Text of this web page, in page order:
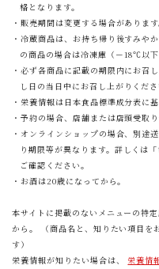
格となります。
・販売期間は変更する場合があります
・冷蔵商品は、お持ち帰り後すみや
の商品の場合は冷凍庫（－18℃以下
・必ず各商品に記載の期限内にお召
し日の当日中にお召し上がりくださ
・栄養情報は日本食品標準成分表に
・予約の場合、店舗または店頭受取
・オンラインショップの場合、別途
り期限等が異なります。詳しくは
ご確認ください。
・お酒は20歳になってから。
本サイトに掲載のないメニューの特
から。 （商品名と、知りたい項目を
す）
栄養情報が知りたい場合は、 栄養情